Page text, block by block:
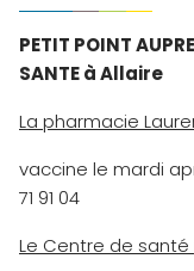
PETIT POINT
SANTE à Allaire
La pharmacie
vaccine le mardi
71 91 04
Le Centre de santé